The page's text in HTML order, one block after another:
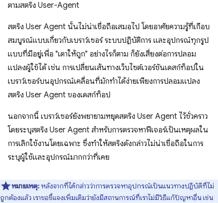
ตามสตริง User-Agent
สตริง User Agent นั้นไม่น่าเชื่อถือเสมอไป โดยอาศัยความรู้ที่เกือบ
สมบูรณ์แบบเกี่ยวกับเบราว์เซอร์ ระบบปฏิบัติการ และอุปกรณ์ทุกรูป
แบบที่มีอยู่เพื่อ "เดาให้ถูก" อย่างไรก็ตาม ก็ยังเสี่ยงต่อการปลอม
แปลงผู้ใช้ได้ เช่น การเปลี่ยนเส้นทางเว็บไซต์เวอร์ชันเดสก์ท็อปใน
เบราว์เซอร์บนอุปกรณ์เคลื่อนที่มักทำได้ง่ายเพียงการปลอมแปลง
สตริง User Agent ของเดสก์ท็อป
นอกจากนี้ เบราว์เซอร์ยังพยายามหยุดสตริง User Agent ไว้ชั่วคราว
โดยระบุสตริง User Agent สําหรับการตรวจหาฟีเจอร์เป็นเหตุผลใน
การเลิกใช้งานโดยเฉพาะ ซึ่งทําให้สตริงดังกล่าวไม่น่าเชื่อถือในการ
ระบุผู้ใช้และอุปกรณ์มากกว่าที่เคย
หมายเหตุ: หลังจากที่ได้กล่าวว่าการตรวจหาอุปกรณ์เป็นแนวทางปฏิบัติที่ไม่
ถูกต้องแล้ว เราขอชี้แจงเพิ่มเติมว่ายังมีสถานการณ์ที่เราไม่มีวิธีแก้ปัญหาอื่น เช่น